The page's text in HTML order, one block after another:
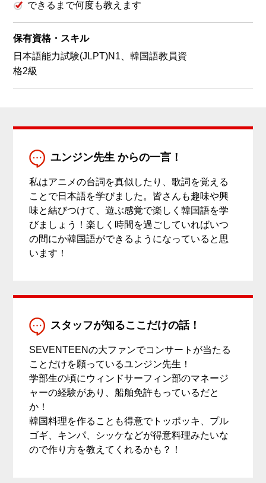
できるまで何度も教えます
保有資格・スキル
日本語能力試験(JLPT)N1、韓国語教員資
格2級
ユンジン先生 からの一言！
私はアニメの台詞を真似したり、歌詞を覚える
ことで日本語を学びました。皆さんも趣味や興
味と結びつけて、遊ぶ感覚で楽しく韓国語を学
びましょう！楽しく時間を過ごしていればいつ
の間にか韓国語ができるようになっていると思
います！
スタッフが知るここだけの話！
SEVENTEENの大ファンでコンサートが当たる
ことだけを願っているユンジン先生！
学部生の頃にウィンドサーフィン部のマネージ
ャーの経験があり、船舶免許もっているだと
か！
韓国料理を作ることも得意でトッポッキ、プル
ゴギ、キンパ、シッケなどが得意料理みたいな
ので作り方を教えてくれるかも？！